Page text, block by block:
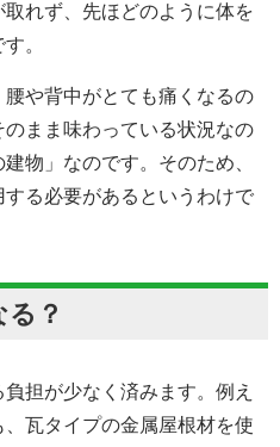
れず、先ほどのように体を
。
や背中がとても痛くなるの
まま味わっている状況なの
物」なのです。そのため、
る必要があるというわけで
？
担が少なく済みます。例え
瓦タイプの金属屋根材を使